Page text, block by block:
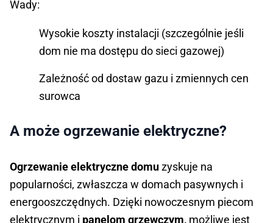
Wady:
Wysokie koszty instalacji (szczególnie jeśli
dom nie ma dostępu do sieci gazowej)
Zależność od dostaw gazu i zmiennych cen
surowca
A może ogrzewanie elektryczne?
Ogrzewanie elektryczne domuzyskuje na
popularności, zwłaszcza w domach pasywnych i
energooszczędnych. Dzięki nowoczesnym piecom
elektrycznym i panelom grzewczym, możliwe jest